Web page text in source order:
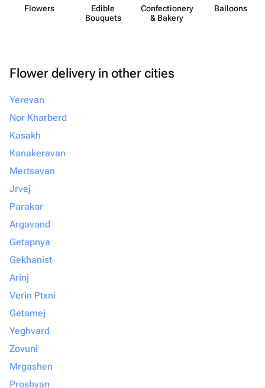
Flowers
Edible
Bouquets
Confect​ionery
& Bakery
Balloons
Flower delivery in other cities
Yerevan
Nor Kharberd
Kasakh
Kanakeravan
Mertsavan
Jrvej
Parakar
Argavand
Getapnya
Gekhanist
Arinj
Verin Ptxni
Getamej
Yeghvard
Zovuni
Mrgashen
Proshyan